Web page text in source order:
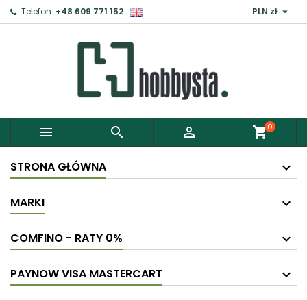
Telefon: +48 609 771 152 PLN zł 
   shopping_cart0
STRONA GŁÓWNA
MARKI
COMFINO - RATY 0%
PAYNOW VISA MASTERCART